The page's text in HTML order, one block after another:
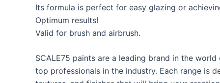
Its formula is perfect for easy glazing or
Optimum results!
Valid for brush and airbrush.
SCALE75 paints are a leading brand in the
top professionals in the industry. Each range is